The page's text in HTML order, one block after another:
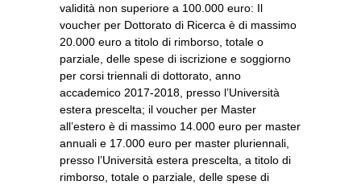
validità non superiore a 100.000 euro: Il
voucher per Dottorato di Ricerca è di massimo
20.000 euro a titolo di rimborso, totale o
parziale, delle spese di iscrizione e soggiorno
per corsi triennali di dottorato, anno
accademico 2017-2018, presso l’Università
estera prescelta; il voucher per Master
all’estero è di massimo 14.000 euro per master
annuali e 17.000 euro per master pluriennali,
presso l’Università estera prescelta, a titolo di
rimborso, totale o parziale, delle spese di